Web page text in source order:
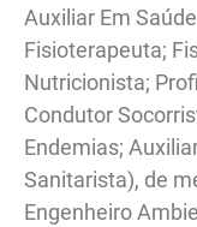
Auxiliar Em
Fisioterapeuta;
Nutricionista;
Condutor
Endemias;
Sanitarista), de
Engenheiro